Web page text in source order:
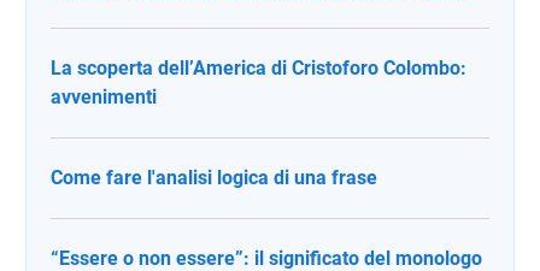
La scoperta dell’America di Cristoforo Colombo:
avvenimenti
Come fare l'analisi logica di una frase
“Essere o non essere”: il significato del monologo